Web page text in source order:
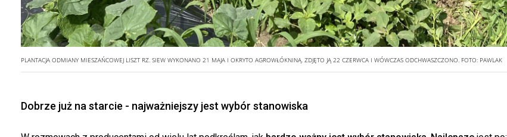
PLANTACJA ODMIANY MIESZAŃCOWEJ LISZT RZ. SIEW WYKONANO 21 MAJA I OKRYTO AGROWŁÓKNINĄ. ZDJĘTO JĄ 22 CZERWCA I WÓWCZAS ODCHWASZCZONO. FOTO: PAWLAK
Dobrze już na starcie - najważniejszy jest wybór stanowiska